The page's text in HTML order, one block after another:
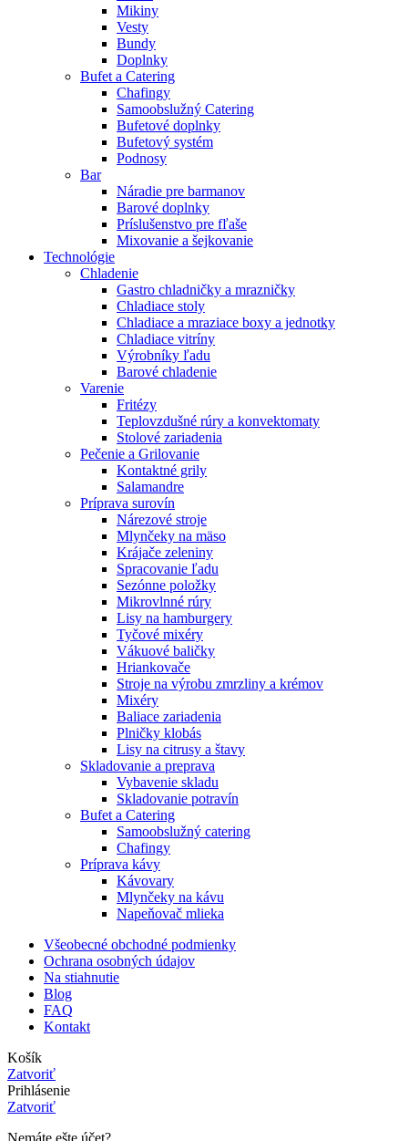
Mikiny
Vesty
Bundy
Doplnky
Bufet a Catering
Chafingy
Samoobslužný Catering
Bufetové doplnky
Bufetový systém
Podnosy
Bar
Náradie pre barmanov
Barové doplnky
Príslušenstvo pre fľaše
Mixovanie a šejkovanie
Technológie
Chladenie
Gastro chladničky a mrazničky
Chladiace stoly
Chladiace a mraziace boxy a jednotky
Chladiace vitríny
Výrobníky ľadu
Barové chladenie
Varenie
Fritézy
Teplovzdušné rúry a konvektomaty
Stolové zariadenia
Pečenie a Grilovanie
Kontaktné grily
Salamandre
Príprava surovín
Nárezové stroje
Mlynčeky na mäso
Krájače zeleniny
Spracovanie ľadu
Sezónne položky
Mikrovlnné rúry
Lisy na hamburgery
Tyčové mixéry
Vákuové baličky
Hriankovače
Stroje na výrobu zmrzliny a krémov
Mixéry
Baliace zariadenia
Plničky klobás
Lisy na citrusy a štavy
Skladovanie a preprava
Vybavenie skladu
Skladovanie potravín
Bufet a Catering
Samoobslužný catering
Chafingy
Príprava kávy
Kávovary
Mlynčeky na kávu
Napeňovač mlieka
Všeobecné obchodné podmienky
Ochrana osobných údajov
Na stiahnutie
Blog
FAQ
Kontakt
Košík
Zatvoriť
Prihlásenie
Zatvoriť
Nemáte ešte účet?